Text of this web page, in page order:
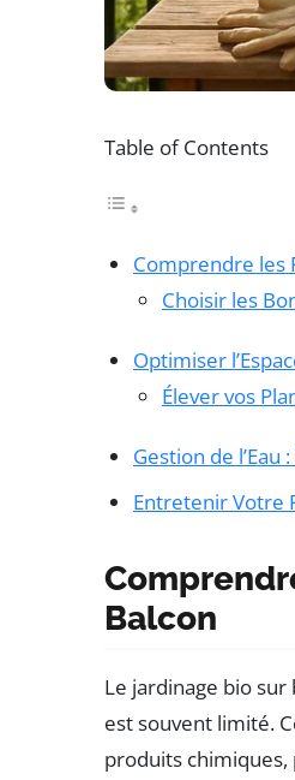
Table of Contents
Comprendre les
Choisir les
Optimiser
Élever vos
Gestion de l’Eau
Entretenir Votre
Balcon
Le jardinage bio
est souvent limité.
produits chimiques,